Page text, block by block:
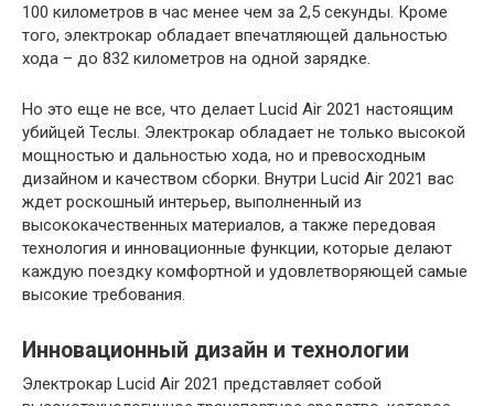
100 километров в час менее чем за 2,5 секунды. Кроме
того, электрокар обладает впечатляющей дальностью
хода – до 832 километров на одной зарядке.
Но это еще не все, что делает Lucid Air 2021 настоящим
убийцей Теслы. Электрокар обладает не только высокой
мощностью и дальностью хода, но и превосходным
дизайном и качеством сборки. Внутри Lucid Air 2021 вас
ждет роскошный интерьер, выполненный из
высококачественных материалов, а также передовая
технология и инновационные функции, которые делают
каждую поездку комфортной и удовлетворяющей самые
высокие требования.
Инновационный дизайн и технологии
Электрокар Lucid Air 2021 представляет собой